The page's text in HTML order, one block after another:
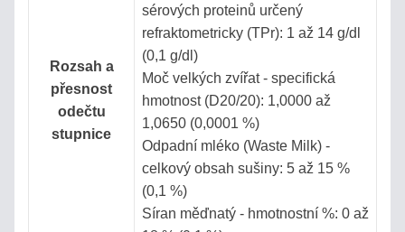
Rozsah a
přesnost
odečtu
stupnice
sérových proteinů určený
refraktometricky (TPr): 1 až 14 g/dl
(0,1 g/dl)
Moč velkých zvířat - specifická
hmotnost (D20/20): 1,0000 až
1,0650 (0,0001 %)
Odpadní mléko (Waste Milk) -
celkový obsah sušiny: 5 až 15 %
(0,1 %)
Síran měďnatý - hmotnostní %: 0 až